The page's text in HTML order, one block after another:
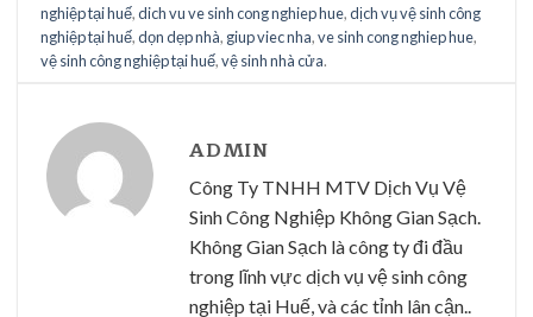
nghiệp tại huế,dich vu ve sinh cong nghiep hue,dịch vụ vệ sinh công
nghiệp tại huế,dọn dẹp nhà, giup viec nha,ve sinh cong nghiep hue,
vệ sinh công nghiệp tại huế,vệ sinh nhà cửa.
ADMIN
Công Ty TNHH MTV Dịch Vụ Vệ
Sinh Công Nghiệp Không Gian Sạch.
Không Gian Sạch là công ty đi đầu
trong lĩnh vực dịch vụ vệ sinh công
nghiệp tại Huế, và các tỉnh lân cận..